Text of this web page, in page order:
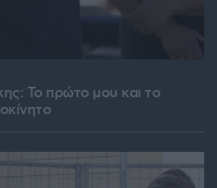
Το πρώτο μου και το